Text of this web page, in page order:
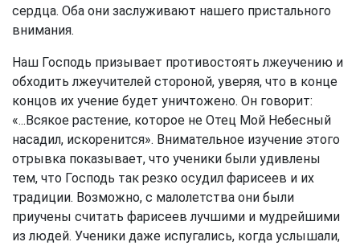
сердца. Оба они заслуживают нашего пристального
внимания.
Наш Господь призывает противостоять лжеучению и
обходить лжеучителей стороной, уверяя, что в конце
концов их учение будет уничтожено. Он говорит:
«...Всякое растение, которое не Отец Мой Небесный
насадил, искоренится». Внимательное изучение этого
отрывка показывает, что ученики были удивлены
тем, что Господь так резко осудил фарисеев и их
традиции. Возможно, с малолетства они были
приучены считать фарисеев лучшими и мудрейшими
из людей. Ученики даже испугались, когда услышали,